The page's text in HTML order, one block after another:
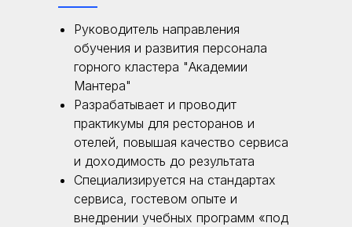
Руководитель направления
обучения и развития персонала
горного кластера "Академии
Мантера"
Разрабатывает и проводит
практикумы для ресторанов и
отелей, повышая качество сервиса
и доходимость до результата
Специализируется на стандартах
сервиса, гостевом опыте и
внедрении учебных программ «под